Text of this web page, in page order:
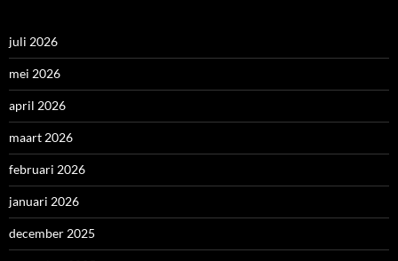
juli 2026
mei 2026
april 2026
maart 2026
februari 2026
januari 2026
december 2025